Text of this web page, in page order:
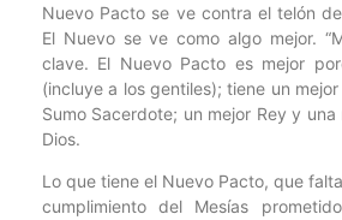
Nuevo Pacto se ve contra el telón
El Nuevo se ve como algo mejor.
clave. El Nuevo Pacto es mejor
(incluye a los gentiles); tiene un
Sumo Sacerdote; un mejor Rey y
Dios.
Lo que tiene el Nuevo Pacto, que
cumplimiento del Mesías